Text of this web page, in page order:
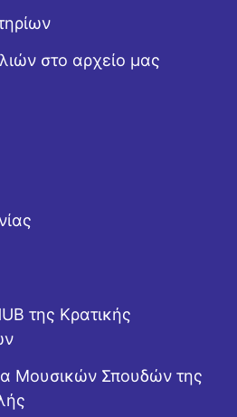
στο αρχείο μας
της Κρατικής
Μουσικών Σπουδών της